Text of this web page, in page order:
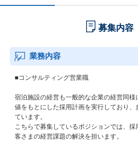
募集内容
業務内容
■コンサルティング営業職
宿泊施設の経営も一般的な企業の経営同
値をもとにした採用計画を実行しており、
ています。
こちらで募集しているポジションでは、採
客さまの経営課題の解決を担います。